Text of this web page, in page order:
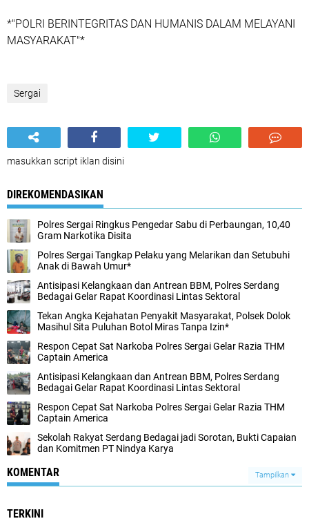
*"POLRI BERINTEGRITAS DAN HUMANIS DALAM MELAYANI
MASYARAKAT"*
Sergai
masukkan script iklan disini
DIREKOMENDASIKAN
Polres Sergai Ringkus Pengedar Sabu di Perbaungan, 10,40
Gram Narkotika Disita
Polres Sergai Tangkap Pelaku yang Melarikan dan Setubuhi
Anak di Bawah Umur*
Antisipasi Kelangkaan dan Antrean BBM, Polres Serdang
Bedagai Gelar Rapat Koordinasi Lintas Sektoral
Tekan Angka Kejahatan Penyakit Masyarakat, Polsek Dolok
Masihul Sita Puluhan Botol Miras Tanpa Izin*
Respon Cepat Sat Narkoba Polres Sergai Gelar Razia THM
Captain America
Antisipasi Kelangkaan dan Antrean BBM, Polres Serdang
Bedagai Gelar Rapat Koordinasi Lintas Sektoral
Respon Cepat Sat Narkoba Polres Sergai Gelar Razia THM
Captain America
Sekolah Rakyat Serdang Bedagai jadi Sorotan, Bukti Capaian
dan Komitmen PT Nindya Karya
KOMENTAR Tampilkan
TERKINI